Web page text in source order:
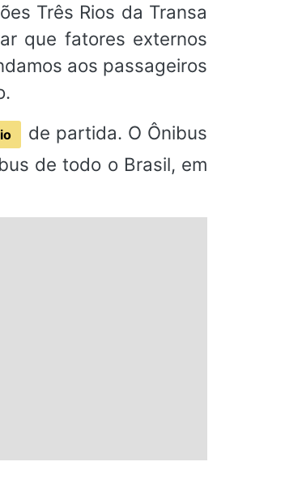
Três Rios da Transa
que fatores externos
aos passageiros
de partida. O Ônibus
de todo o Brasil, em